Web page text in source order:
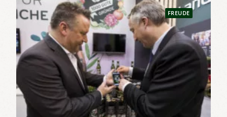
FREUDE